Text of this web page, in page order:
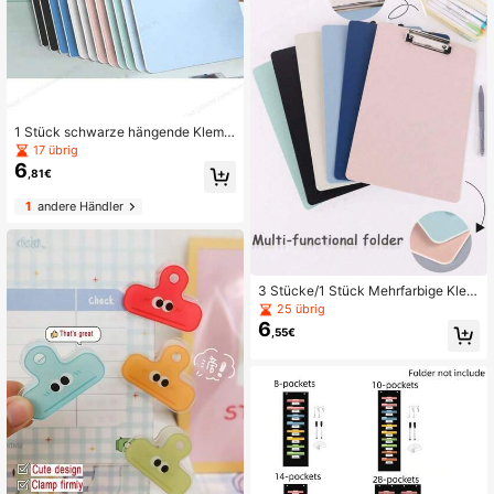
1 Stück schwarze hängende Klemm
brett, geeignet für Büro, Schule, Unt
ernehmensnutzung
17 übrig
6 ,81€
1andere Händler
3 Stücke/1 Stück Mehrfarbige Klem
mbretter, Hängende Ordner, Tragbar
e Hartpappe-Clips, Geeignet für Bür
o, Flur, Schule, Zuhause Memo-Auf
25 übrig
6 ,55€